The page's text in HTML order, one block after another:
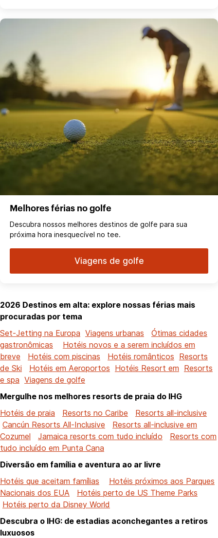
Melhores férias no golfe
Descubra nossos melhores destinos de golfe para sua
próxima hora inesquecível no tee.
Viagens de golfe
2026 Destinos em alta: explore nossas férias mais
procuradas por tema
Set-Jetting na Europa Viagens urbanas
Ótimas cidades
gastronômicas
Hotéis novos e a serem incluídos em
breve
Hotéis com piscinas Hotéis românticos Resorts
de Ski
Hotéis em Aeroportos Hotéis Resort em Resorts
e spa Viagens de golfe
Mergulhe nos melhores resorts de praia do IHG
Hotéis de praia
Resorts no Caribe
Resorts all-inclusive
Cancún Resorts All-Inclusive
Resorts all-inclusive em
Cozumel
Jamaica resorts com tudo incluído
Resorts com
tudo incluído em Punta Cana
Diversão em família e aventura ao ar livre
Hotéis que aceitam famílias
Hotéis próximos aos Parques
Nacionais dos EUA
Hotéis perto de US Theme Parks
Hotéis perto da Disney World
Descubra o IHG: de estadias aconchegantes a retiros
luxuosos